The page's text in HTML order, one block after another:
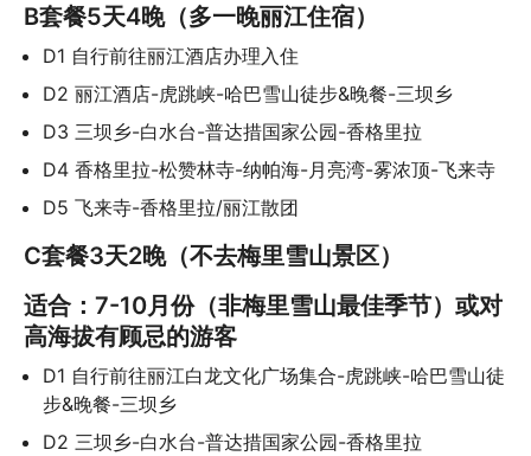
B套餐5天4晚（多一晚丽江住宿）
D1 自行前往丽江酒店办理入住
D2 丽江酒店-虎跳峡-哈巴雪山徒步&晚餐-三坝乡
D3 三坝乡-白水台-普达措国家公园-香格里拉
D4 香格里拉-松赞林寺-纳帕海-月亮湾-雾浓顶-飞来寺
D5 飞来寺-香格里拉/丽江散团
C套餐3天2晚（不去梅里雪山景区）
适合：7-10月份（非梅里雪山最佳季节）或对
高海拔有顾忌的游客
D1 自行前往丽江白龙文化广场集合-虎跳峡-哈巴雪山徒
步&晚餐-三坝乡
D2 三坝乡-白水台-普达措国家公园-香格里拉